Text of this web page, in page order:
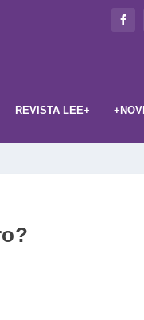
REVISTA LEE+